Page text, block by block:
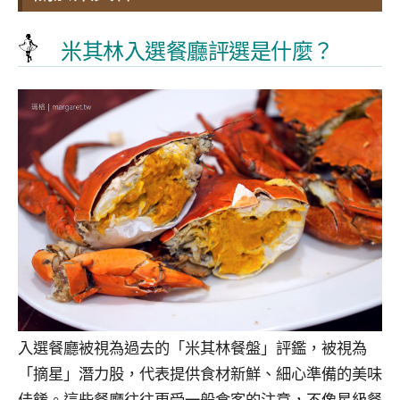
米其林入選餐廳評選是什麼？
入選餐廳被視為過去的「米其林餐盤」評鑑，被視為
「摘星」潛力股，代表提供食材新鮮、細心準備的美味